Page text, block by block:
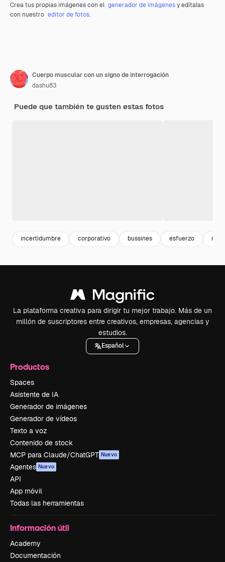
Crea tus propias imágenes con el generador de imágenesy edítalas
con nuestro editor de fotos.
Cuerpo muscular con un signo de interrogación
dashu83
Puede que también te gusten estas fotos
incertidumbre corporativo bussines esfuerzo
La plataforma creativa para dirigir tu mejor trabajo. Más de un
millón de suscriptores entre creativos, empresas, agencias y
estudios.
Español
Productos
Spaces
Asistente de IA
Generador de imágenes
Generador de vídeos
Texto a voz
Contenido de stock
MCP para Claude/ChatGPT Nuevo
Agentes Nuevo
API
App móvil
Todas las herramientas
Información útil
Academy
Documentación